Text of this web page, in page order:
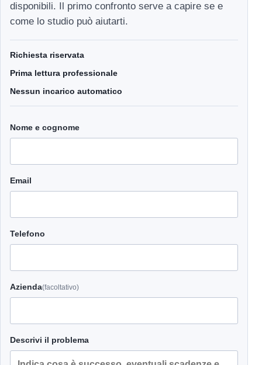
disponibili. Il primo confronto serve a capire se e
come lo studio può aiutarti.
Richiesta riservata
Prima lettura professionale
Nessun incarico automatico
Nome e cognome
Email
Telefono
Azienda(facoltativo)
Descrivi il problema